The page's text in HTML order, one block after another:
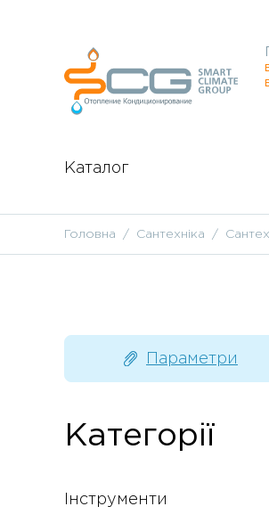
Каталог
Головна Сантехніка
Параметри
Категорії
Інструменти